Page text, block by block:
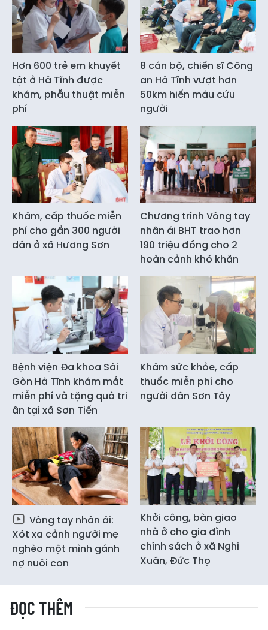
Hơn 600 trẻ em khuyết
tật ở Hà Tĩnh được
khám, phẫu thuật miễn
phí
8 cán bộ, chiến sĩ Công
an Hà Tĩnh vượt hơn
50km hiến máu cứu
người
Khám, cấp thuốc miễn
phí cho gần 300 người
dân ở xã Hương Sơn
Chương trình Vòng tay
nhân ái BHT trao hơn
190 triệu đồng cho 2
hoàn cảnh khó khăn
Bệnh viện Đa khoa Sài
Gòn Hà Tĩnh khám mắt
miễn phí và tặng quà tri
ân tại xã Sơn Tiến
Khám sức khỏe, cấp
thuốc miễn phí cho
người dân Sơn Tây
Vòng tay nhân ái:
Xót xa cảnh người mẹ
nghèo một mình gánh
nợ nuôi con
Khởi công, bàn giao
nhà ở cho gia đình
chính sách ở xã Nghi
Xuân, Đức Thọ
ĐỌC THÊM